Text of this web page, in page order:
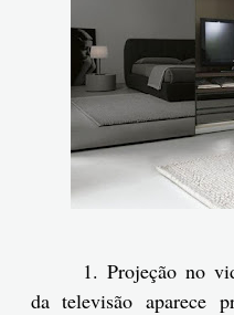
1. Projeção no
da televisão aparece